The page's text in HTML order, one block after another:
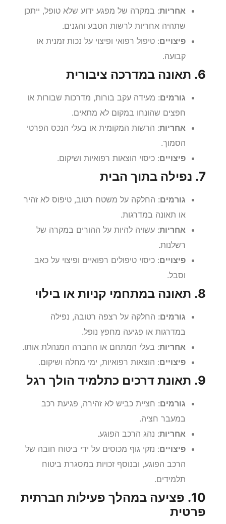
אחריות: במקרה של מפגע ידוע שלא טופל, ייתכן
שתהיה אחריות לרשות הטבע והגנים.
פיצויים: טיפול רפואי ופיצוי על נכות זמנית או
קבועה.
6. תאונה במדרכה ציבורית
גורמים: מעידה עקב בורות, מדרכות שבורות או
חפצים שהונחו במקום לא מתאים.
אחריות: הרשות המקומית או בעלי הנכס הפרטי
הסמוך.
פיצויים: כיסוי הוצאות רפואיות ושיקום.
7. נפילה בתוך הבית
גורמים: החלקה על משטח רטוב, טיפוס לא זהיר
או תאונה במדרגות.
אחריות: עשויה להיות על ההורים במקרה של
רשלנות.
פיצויים: כיסוי טיפולים רפואיים ופיצוי על כאב
וסבל.
8. תאונה במתחמי קניות או בילוי
גורמים: החלקה על רצפה רטובה, נפילה
במדרגות או פגיעה מחפץ נופל.
אחריות: בעלי המתחם או החברה המנהלת אותו.
פיצויים: הוצאות רפואיות, ימי מחלה ושיקום.
9. תאונת דרכים כתלמיד הולך רגל
גורמים: חציית כביש לא זהירה, פגיעת רכב
במעבר חציה.
אחריות: נהג הרכב הפוגע.
פיצויים: נזקי גוף מכוסים על ידי ביטוח חובה של
הרכב הפוגע, ובנוסף זכויות במסגרת ביטוח
תלמידים.
10. פציעה במהלך פעילות חברתית
פרטית